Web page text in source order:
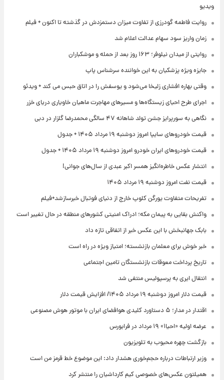
ویدیو
روایت فاطمه گودرزی از تفاوت میزان دستمزدش در گذشته تا اکنون + فیلم
زمان واریز سود سهام عدالت اعلام شد
روایتی از میدان نیلوفر؛ ۱۶۳ روز بعد از حمله و موشکباران
جایزه ویژه پزشکیان به این خواننده سرشناس پاپ
وقتی بهاره افشاری زلیخا می‌شود و یوسفش را در اتاق حبس می کند + ویدئو
اجرای طرح احیای زیستگاه‌ها و مسیرهای مهاجرت ماهیان خاویاری دریای خزر
نگاهی به سورپرایز جشن تولد شاهانه ۴۷ سالگی محمدرضا گلزار در دبی
قیمت خودروهای سایپا امروز دوشنبه ۱۹ مرداد ۱۴۰۵ + جدول
قیمت خودروهای ایران خودرو امروز دوشنبه ۱۹ مرداد ۱۴۰۵ + جدول
انتشار عکس خاطره‌انگیز همسر اکبر عبدی از سال‌های جوانی!
قیمت نفت امروز دوشنبه ۱۹ مرداد ۱۴۰۵
تفریحات متفاوت یورگن کلوپ خارج از دنیای فوتبال خبرسازشد+فیلم
واکنش بقایی به پیمان مکه؛ ادراک امنیتی کشورهای منطقه در حال تغییر است
بابک جهانبخش با این عکس خبر از اتفاقی تازه داد
خبر خوش برای معلمان بازنشسته؛ امتیاز ویژه در راه است
تاریخ پرداخت معوقات بازنشستگان تامین اجتماعی
انتقال ایری به پرسپولیس منتفی شد
قیمت دلار امروز دوشنبه ۱۹ مرداد ۱۴۰۵/ افزایش قیمت دلار
اقتدار در مدار؛ ۵ دستاورد کلیدی هوافضای ایران با موتور هوش مصنوعی
عرضه اولیه «احیا۱» ۱۹ مرداد در فرابورس
بازگشت چهره محبوب به تلویزیون
وزیر ارتباطات درباره حجم‌خوری هشدار داد: این موضوع خط قرمز من است
همیلتون عکس‌های خصوصی کیم‌ کارداشیان را منتشر کرد